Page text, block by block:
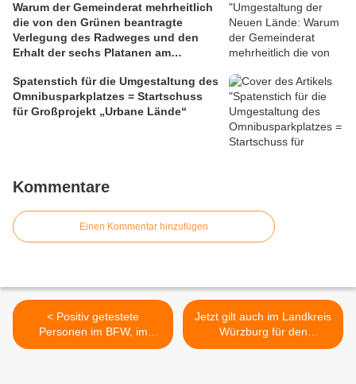
Warum der Gemeinderat mehrheitlich
die von den Grünen beantragte
Verlegung des Radweges und den
Erhalt der sechs Platanen am
Spatenstich für die Umgestaltung des
Omnibusparkplatzes = Startschuss
für Großprojekt „Urbane Lände“
Kommentare
Einen Kommentar hinzufügen
< Positiv getestete
Personen im BFW, im
Gymnasium sowie
Jetzt gilt auch im Landkreis
Würzburg für den
Inzidenzwert die Farbe